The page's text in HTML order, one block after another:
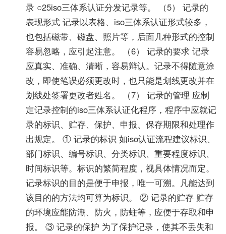
录 ○25iso三体系认证分发记录等。 （5） 记录的
表现形式 记录以表格、iso三体系认证形式较多，
也包括磁带、磁盘、照片等，后面几种形式的控制
容易忽略，应引起注意。 （6） 记录的要求 记录
应真实、准确、清晰，容易辩认。记录不得随意涂
改，即使笔误必须更改时，也只能是划线更改并在
划线处签署更改者姓名。 （7） 记录的管理 应制
定记录控制的iso三体系认证化程序，程序中应就记
录的标识、贮存、保护、申报、保存期限和处理作
出规定。 ① 记录的标识 如iso认证流程建议标识、
部门标识、编号标识、分类标识、重要程度标识、
时间标识等。标识的繁简程度，视具体情况而定。
记录标识的目的是便于申报，唯一可溯。凡能达到
该目的的方法均可算为标识。 ② 记录的贮存 贮存
的环境应能防潮、防火，防蛀等，应便于存取和申
报。 ③ 记录的保护 为了保护记录，使其不丢失和